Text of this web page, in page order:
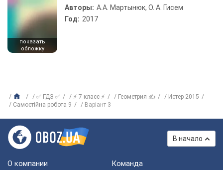
показать
обложку
Авторы: А.А. Мартынюк, О. А. Гисем
Год: 2017
✅ ГДЗ ✅ ⚡ 7 класс ⚡ Геометрия ✍
Истер 2015
Самостійна робота 9
Варіант 3
В начало
О компании Команда